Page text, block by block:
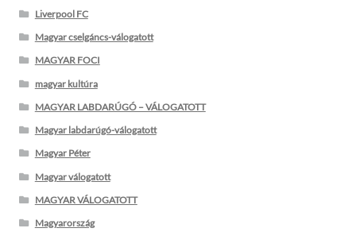
Liverpool FC
Magyar cselgáncs-válogatott
MAGYAR FOCI
magyar kultúra
MAGYAR LABDARÚGÓ – VÁLOGATOTT
Magyar labdarúgó-válogatott
Magyar Péter
Magyar válogatott
MAGYAR VÁLOGATOTT
Magyarország